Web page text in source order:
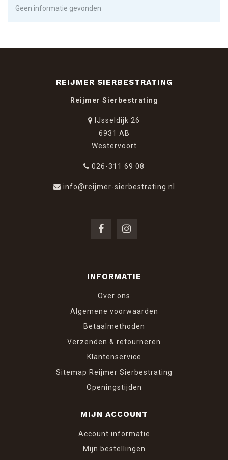
Geen informatie gevonden
REIJMER SIERBESTRATING
Reijmer Sierbestrating
IJsseldijk 26
6931 AB
Westervoort
026-311 69 08
info@reijmer-sierbestrating.nl
INFORMATIE
Over ons
Algemene voorwaarden
Betaalmethoden
Verzenden & retourneren
Klantenservice
Sitemap Reijmer Sierbestrating
Openingstijden
MIJN ACCOUNT
Account informatie
Mijn bestellingen